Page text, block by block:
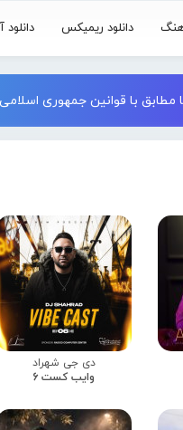
دانلود ریمیکس دانلود
با قوانین جمهوری اسلامی
دی جی شهراد
وایب کست 6